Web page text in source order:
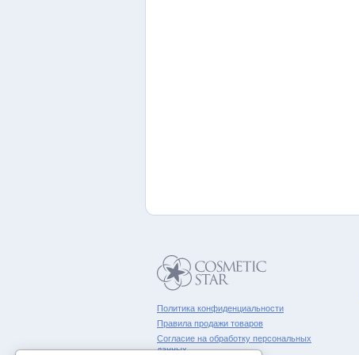
Политика конфиденциальности
Правила продажи товаров
Согласие на обработку персональных
данных